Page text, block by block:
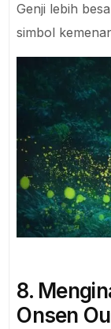
Genji lebih
simbol
8.
Onsen